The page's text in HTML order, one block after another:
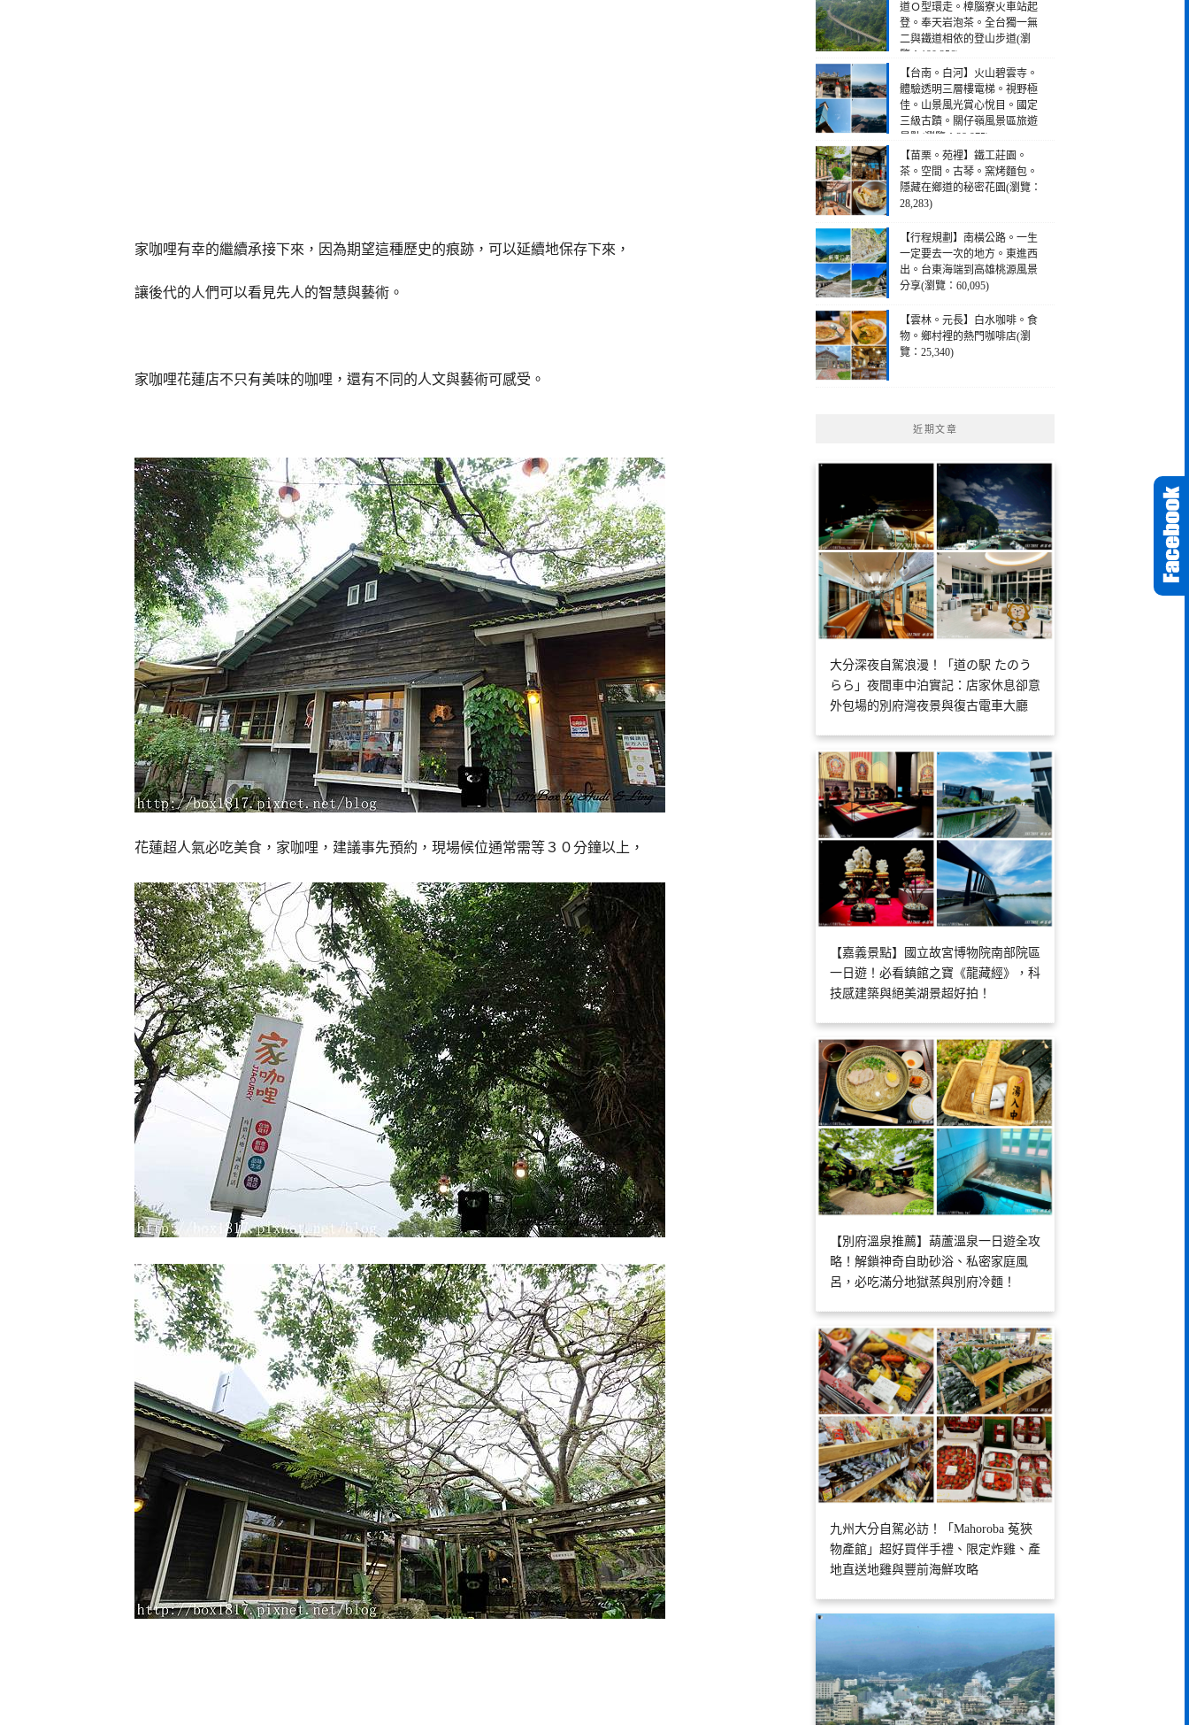
家咖哩有幸的繼續承接下來，因為期望這種歷史的痕跡，可以延續地保存下來，
讓後代的人們可以看見先人的智慧與藝術。
家咖哩花蓮店不只有美味的咖哩，還有不同的人文與藝術可感受。
花蓮超人氣必吃美食，家咖哩，建議事先預約，現場候位通常需等３０分鐘以上，
道Ｏ型環走。樟腦寮火車站起
登。奉天岩泡茶。全台獨一無
二與鐵道相依的登山步道(瀏
覽：190,256)
【台南。白河】火山碧雲寺。
體驗透明三層樓電梯。視野極
佳。山景風光賞心悅目。國定
三級古蹟。關仔嶺風景區旅遊
景點(瀏覽：28,975)
【苗栗。苑裡】鐵工莊園。
茶。空間。古琴。窯烤麵包。
隱藏在鄉道的秘密花園(瀏覽：
28,283)
【行程規劃】南橫公路。一生
一定要去一次的地方。東進西
出。台東海端到高雄桃源風景
分享(瀏覽：60,095)
【雲林。元長】白水咖啡。食
物。鄉村裡的熱門咖啡店(瀏
覽：25,340)
近期文章
大分深夜自駕浪漫！「道の駅 たのう
らら」夜間車中泊實記：店家休息卻意
外包場的別府灣夜景與復古電車大廳
【嘉義景點】國立故宮博物院南部院區
一日遊！必看鎮館之寶《龍藏經》，科
技感建築與絕美湖景超好拍！
【別府溫泉推薦】葫蘆溫泉一日遊全攻
略！解鎖神奇自助砂浴、私密家庭風
呂，必吃滿分地獄蒸與別府冷麵！
九州大分自駕必訪！「Mahoroba 菟狹
物產館」超好買伴手禮、限定炸雞、產
地直送地雞與豐前海鮮攻略